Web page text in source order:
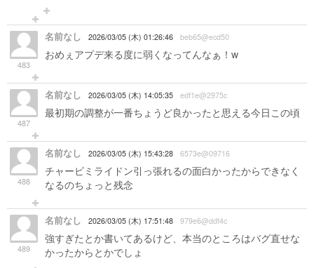
483
名前なし 2026/03/05 (木) 01:26:46 beb65@ecd50
おめぇアプデ来る度に弱くなってんなぁ！w
487
名前なし 2026/03/05 (木) 14:05:35 edf1e@2975c
最初期の調整が一番ちょうど良かったと思える今日この頃
488
名前なし 2026/03/05 (木) 15:43:28 6573e@09716
チャービミライドン引っ張れるの面白かったからできなく
なるのちょっと残念
489
名前なし 2026/03/05 (木) 17:51:48 979e6@ddf4c
強すぎたとか書いてあるけど、本当のところはバグ直せな
かったからとかでしょ